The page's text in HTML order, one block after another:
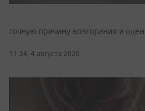
точную причину возгорания и
11:34, 4 августа 2026